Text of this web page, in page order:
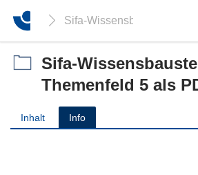
Sifa-Wissensbausteine
Sifa-
Themenfeld 5 als
Inhalt Info